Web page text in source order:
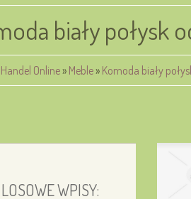
biały połysk
Handel Online» Meble» Komoda biały
LOSOWE WPISY: